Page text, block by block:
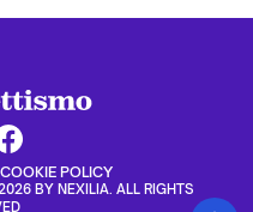
COOKIE POLICY
BY NEXILIA. ALL RIGHTS